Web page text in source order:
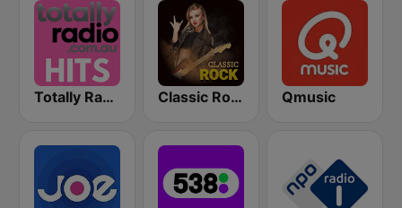
Totally Radio Hits Classic Rock Station Qmusic